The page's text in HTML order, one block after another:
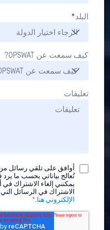
البلد*
كيف سمعت عن OPSWAT?
تعليقات
تُعالج بياناتي بحسب ما
يمكنني إلغاء الاشتراك
الاشتراك في الرسائل التي
الإلكتروني هنا.
*